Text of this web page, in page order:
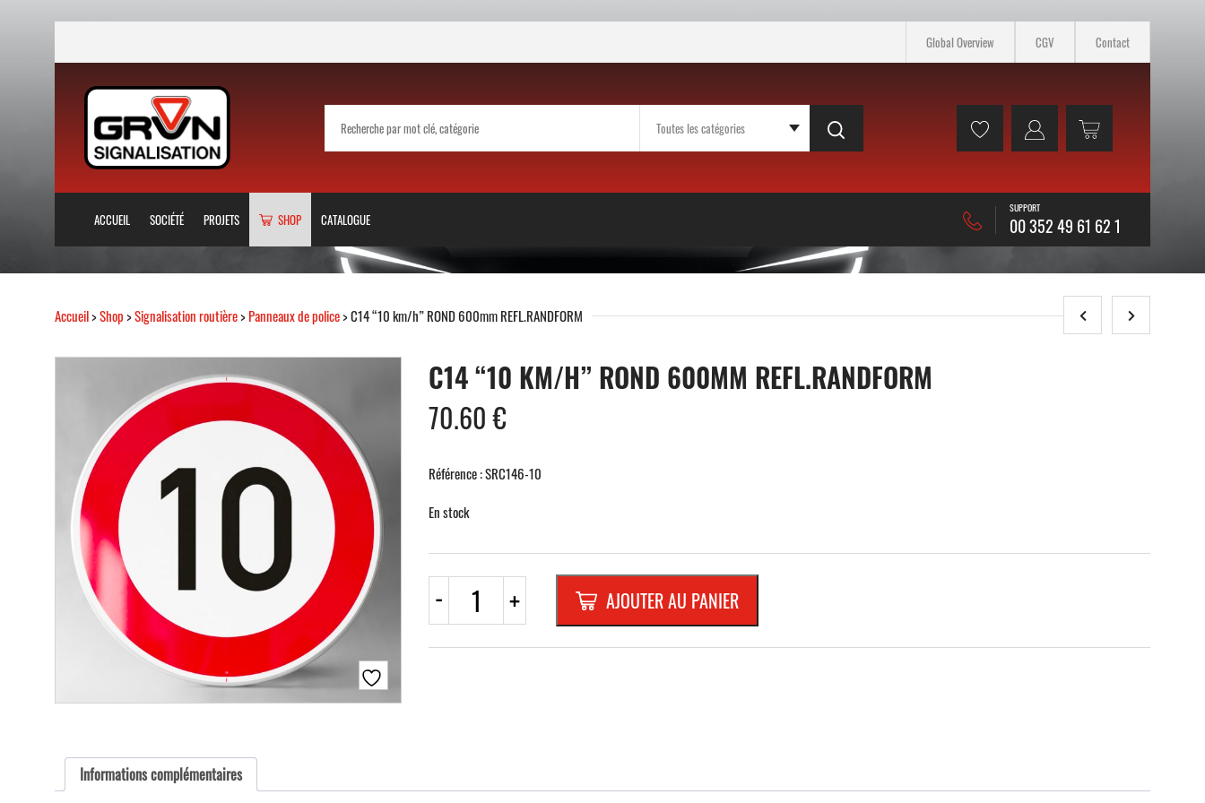
Global Overview CGV Contact
ACCUEIL SOCIÉTÉ PROJETS SHOP CATALOGUE
SUPPORT
00 352 49 61 62 1
Accueil>Shop>Signalisation routière>Panneaux de police> C14 “10 km/h” ROND 600mm REFL.RANDFORM
C14 “10 KM/H” ROND 600MM REFL.RANDFORM
70.60€
Référence : SRC146-10
En stock
- quantité
C14
+ AJOUTER AU PANIER
Informations complémentaires